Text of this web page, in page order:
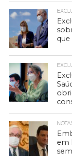
que
em